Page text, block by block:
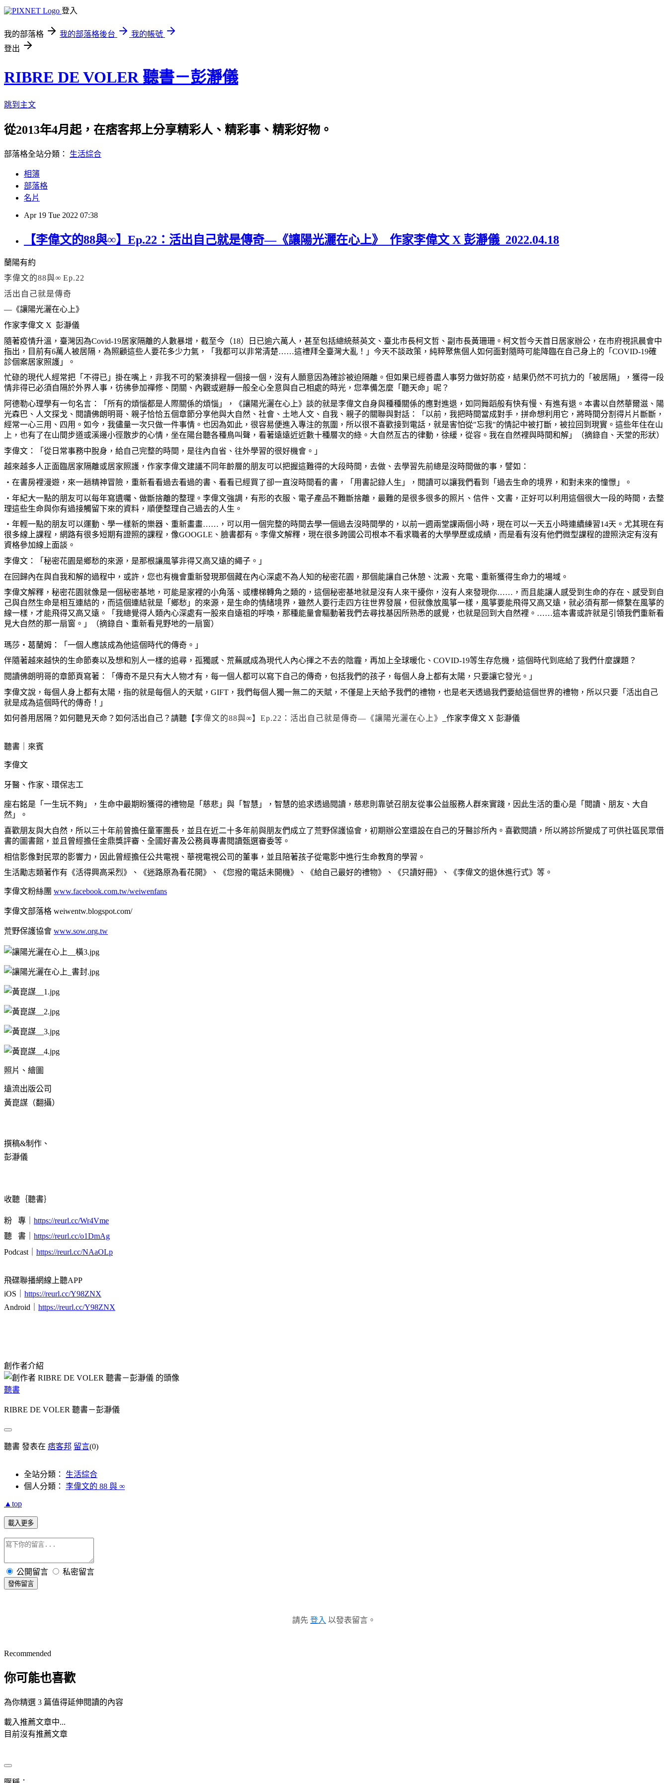
登入
我的部落格 我的部落格後台
我的帳號
登出
RIBRE DE VOLER 聽書－彭瀞儀
跳到主文
從2013年4月起，在痞客邦上分享精彩人、精彩事、精彩好物。
部落格全站分類： 生活綜合
相簿
部落格
名片
Apr 19 Tue 2022 07:38
【李偉文的88與∞】Ep.22：活出自己就是傳奇—《讓陽光灑在心上》_作家李偉文 X 彭瀞儀_2022.04.18
蘭陽有約
李偉文的88與∞ Ep.22
活出自己就是傳奇
— 《讓陽光灑在心上》
作家李偉文 X 彭瀞儀
隨著疫情升溫，臺灣因為Covid-19居家隔離的人數暴增，截至今（18）日已逾六萬人，甚至包括總統蔡英文、臺北市長柯文哲、副市長黃珊珊。柯文哲今天首日居家辦公，在市府視訊晨會中
指出，目前有6萬人被居隔，為照顧這些人要花多少力氣，「我都可以非常清楚……這禮拜全臺灣大亂！」今天不談政策，純粹聚焦個人如何面對隨時可能降臨在自己身上的「 COVID-19確
診個案居家照護」。
忙碌的現代人經常把「不得已」掛在嘴上，非我不可的緊湊排程一個接一個，沒有人願意因為確診被迫隔離。但如果已經善盡人事努力做好防疫，結果仍然不可抗力的「被居隔」，獲得一段
情非得已必須自隔於外界人事，彷彿參加禪修、閉關、內觀或避靜一般全心全意與自己相處的時光，您準備怎麼「聽天命」呢？
阿德勒心理學有一句名言：「所有的煩惱都是人際關係的煩惱」，《讓陽光灑在心上》談的就是李偉文自身與種種關係的應對進退，如同舞蹈般有快有慢、有進有退。本書以自然華爾滋、陽
光森巴、人文探戈、閱讀佛朗明哥、親子恰恰五個章節分享他與大自然、社會、土地人文、自我、親子的關聯與對話：「以前，我把時間當成對手，拼命想利用它，將時間分割得片片斷斷，
經常一心三用、四用。如今，我儘量一次只做一件事情。也因為如此，很容易便進入專注的氛圍，所以很不喜歡接到電話，就是害怕從"忘我"的情記中被打斷，被拉回到現實。這些年住在山
上，也有了在山間步道或溪邊小徑散步的心情，坐在陽台聽各種鳥叫聲，看著遠遠近近數十種層次的綠。大自然亙古的律動，徐緩，從容。我在自然裡與時間和解」（摘錄自、天堂的形狀）
李偉文：「從日常事務中脫身，給自己完整的時間，是往內自省、往外學習的很好機會。」
越來越多人正面臨居家隔離或居家照護，作家李偉文建議不同年齡層的朋友可以把握這難得的大段時間，去做、去學習先前總是沒時間做的事，譬如：
・ 在書房裡漫遊，來一趟精神冒險，重新看看過去看過的書、看看已經買了卻一直沒時間看的書，「用書記錄人生」，閱讀可以讓我們看到「過去生命的境界，和對未來的憧憬」。
・ 年紀大一點的朋友可以每年寫遺囑、做斷捨離的整理。李偉文強調，有形的衣服、電子產品不難斷捨離，最難的是很多很多的照片、信件、文書，正好可以利用這個很大一段的時間，去整
理這些生命與你有過接觸留下來的資料，順便整理自己過去的人生。
・ 年輕一點的朋友可以運動、學一樣新的樂器、重新畫畫…… ，可以用一個完整的時間去學一個過去沒時間學的，以前一週兩堂課兩個小時，現在可以一天五小時連續練習14天。尤其現在有
很多線上課程，網路有很多短期有證照的課程，像GOOGLE 、臉書都有。李偉文解釋，現在很多跨國公司根本不看求職者的大學學歷或成績，而是看有沒有他們微型課程的證照決定有沒有
資格參加線上面談。
李偉文：「秘密花園是鄉愁的來源，是那根讓風箏非得又高又遠的繩子。」
在回歸內在與自我和解的過程中，或許，您也有機會重新發現那個藏在內心深處不為人知的秘密花園，那個能讓自己休憩、沈澱、充電、重新獲得生命力的場域。
李偉文解釋，秘密花園就像是一個秘密基地，可能是家裡的小角落、或樓梯轉角之類的，這個秘密基地就是沒有人來干擾你，沒有人來發現你…… ，而且能讓人感受到生命的存在、感受到自
己與自然生命是相互連結的，而這個連結就是「鄉愁」的來源，是生命的情緒境界，雖然人要行走四方往世界發展，但就像放風箏一樣，風箏要能飛得又高又遠，就必須有那一條繫在風箏的
線一樣，才能飛得又高又遠。「我總覺得人類內心深處有一股來自遠祖的呼喚，那種能量會驅動著我們去尋找基因所熟悉的感覺，也就是回到大自然裡。 ……這本書或許就是引領我們重新看
見大自然的那一扇窗。」（摘錄自、重新看見野地的一扇窗）
瑪莎 ・ 葛蘭姆：「一個人應該成為他這個時代的傳奇。」
伴隨著越來越快的生命節奏以及想和別人一樣的追尋，孤獨感、荒蕪感成為現代人內心揮之不去的陰霾，再加上全球暖化、 COVID-19等生存危機，這個時代到底給了我們什麼課題？
閱讀佛朗明哥的章節頁寫著：「傳奇不是只有大人物才有，每一個人都可以寫下自己的傳奇，包括我們的孩子，每個人身上都有太陽，只要讓它發光。」
李偉文說，每個人身上都有太陽，指的就是每個人的天賦， GIFT ，我們每個人獨一無二的天賦，不僅是上天給予我們的禮物，也是老天透過我們要給這個世界的禮物，所以只要「活出自己
就是成為這個時代的傳奇！」
如何善用居隔？如何聽見天命？如何活出自己？請聽【李偉文的88與∞】 Ep.22 ：活出自己就是傳奇— 《讓陽光灑在心上》 作家李偉文 X 彭瀞儀
聽書｜來賓
李偉文
牙醫、作家、環保志工
座右銘是「一生玩不夠」，生命中最期盼獲得的禮物是「慈悲」與「智慧」，智慧的追求透過閱讀，慈悲則靠號召朋友從事公益服務人群來實踐，因此生活的重心是「閱讀、朋友、大自
然」。
喜歡朋友與大自然，所以三十年前曾擔任童軍團長，並且在近二十多年前與朋友們成立了荒野保護協會，初期辦公室還設在自己的牙醫診所內。喜歡閱讀，所以將診所變成了可供社區民眾借
書的圖書館，並且曾經擔任金鼎獎評審、全國好書及公務員專書閱讀甄選審委等。
相信影像對民眾的影響力，因此曾經擔任公共電視、華視電視公司的董事，並且陪著孩子從電影中進行生命教育的學習。
生活勵志類著作有《活得興高采烈》、《迷路原為看花開》、《您撥的電話未開機》、《給自己最好的禮物》、《只讀好冊》、《李偉文的退休進行式》等。
李偉文粉絲團 www.facebook.com.tw/weiwenfans
李偉文部落格 weiwentw.blogspot.com/
荒野保護協會 www.sow.org.tw
照片、 繪圖
遠流出版公司
黃崑謀（翻攝）
撰稿&制作、
彭瀞儀
收聽｛聽書｝
粉 專｜ https://reurl.cc/Wr4Vme
聽
書｜ https://reurl.cc/o1DmAg
Podcast
https://reurl.cc/NAaOLp
飛碟聯播網線上聽APP
iOS
https://reurl.cc/Y98ZNX
Android
https://reurl.cc/Y98ZNX
創作者介紹
聽書
RIBRE DE VOLER 聽書－彭瀞儀
聽書 發表在 痞客邦 留言(0)
全站分類： 生活綜合
個人分類： 李偉文的 88 與 ∞
▲top
載入更多
公開留言 私密留言
發佈留言
請先 登入 以發表留言。
Recommended
你可能也喜歡
為你精選 3 篇值得延伸閱讀的內容
載入推薦文章中...
目前沒有推薦文章